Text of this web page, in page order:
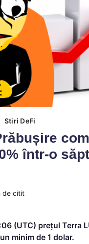
Stiri DeFi
într-o
de citit
(UTC) prețul Terra
minim de 1 dolar.